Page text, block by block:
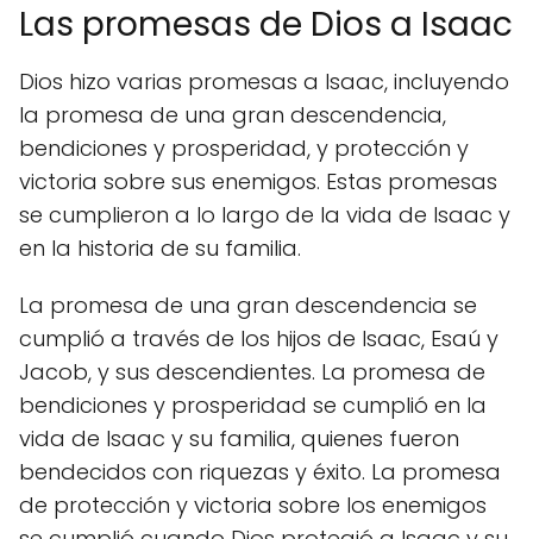
Las promesas de Dios a Isaac
Dios hizo varias promesas a Isaac, incluyendo
la promesa de una gran descendencia,
bendiciones y prosperidad, y protección y
victoria sobre sus enemigos. Estas promesas
se cumplieron a lo largo de la vida de Isaac y
en la historia de su familia.
La promesa de una gran descendencia se
cumplió a través de los hijos de Isaac, Esaú y
Jacob, y sus descendientes. La promesa de
bendiciones y prosperidad se cumplió en la
vida de Isaac y su familia, quienes fueron
bendecidos con riquezas y éxito. La promesa
de protección y victoria sobre los enemigos